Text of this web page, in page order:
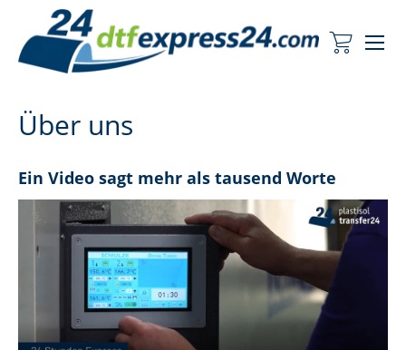
Mein
Über uns
Ein Video sagt mehr als tausend Worte